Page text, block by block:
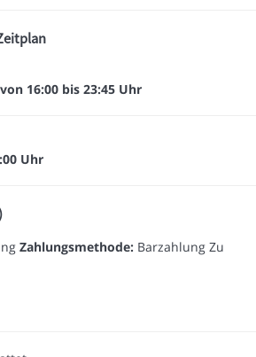
16:00 bis 23:45 Uhr
Uhr
Zahlungsmethode: Barzahlung Zu